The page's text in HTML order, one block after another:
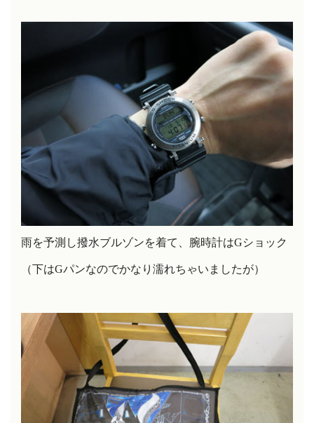
雨を予測し撥水ブルゾンを着て、腕時計はGショック
（下はGパンなのでかなり濡れちゃいましたが）